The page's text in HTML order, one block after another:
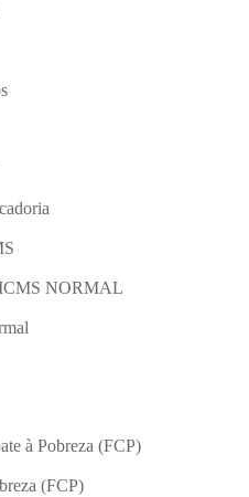
NORMAL
à Pobreza (FCP)
(FCP)